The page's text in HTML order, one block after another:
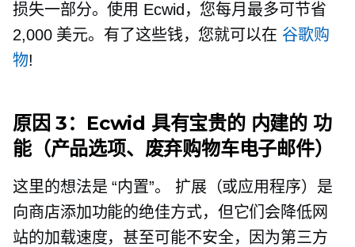
损失一部分。使用 Ecwid，您每月最多可节省
2,000 美元。有了这些钱，您就可以在 谷歌购
物!
原因 3：Ecwid 具有宝贵的 内建的 功
能（产品选项、废弃购物车电子邮件）
这里的想法是“内置”。
扩展（或应用程序）是
向商店添加功能的绝佳方式，但它们会降低网
站的加载速度，甚至可能不安全，因为第三方